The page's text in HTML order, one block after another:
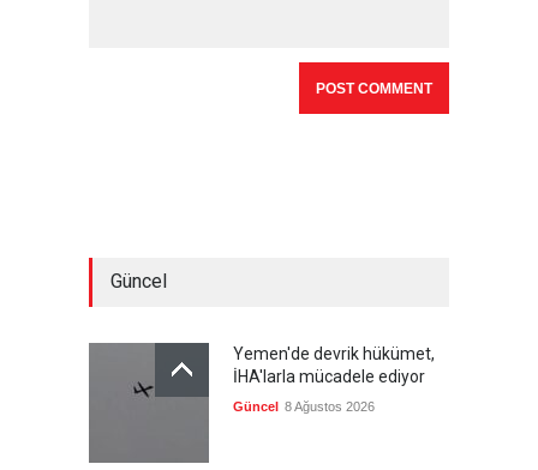
Güncel
Yemen'de devrik hükümet,
İHA'larla mücadele ediyor
Güncel 8 Ağustos 2026